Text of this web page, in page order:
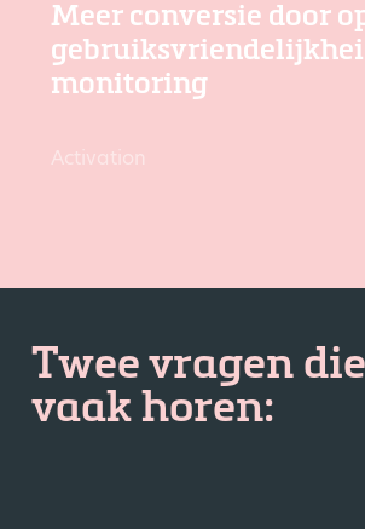
Meer conversie door
monitoring
Twee vragen
vaak horen: